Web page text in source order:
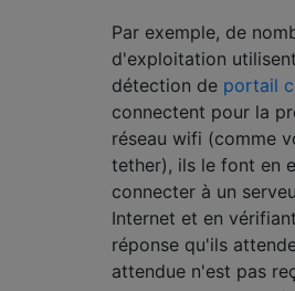
Par exemple, de
d'exploitation
détection de portail
connectent pour la
réseau wifi (comme
tether), ils le font en
connecter à un
Internet et en
réponse qu'ils
attendue n'est pas